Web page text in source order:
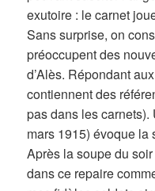
exutoire : le carnet
Sans surprise, on
préoccupent des
d’Alès. Répondant
contiennent des
pas dans les
mars 1915) évoque la
Après la soupe du
dans ce repaire